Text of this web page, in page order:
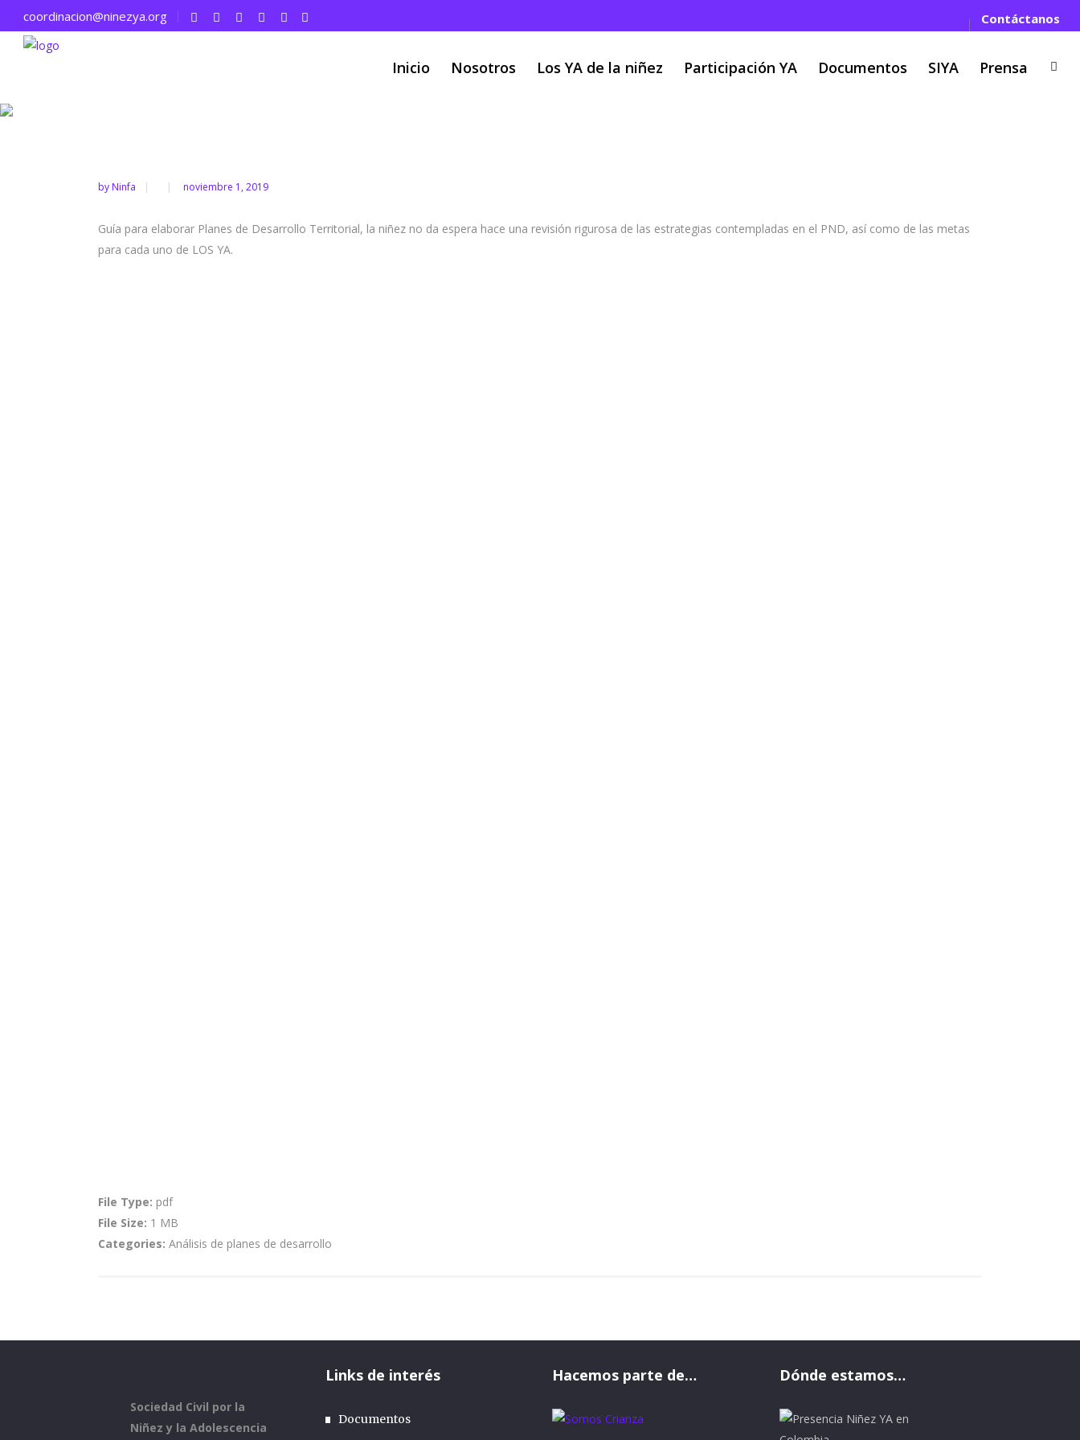
coordinacion@ninezya.org Contáctanos
Inicio Nosotros Los YA de la niñez Participación YA Documentos SIYA Prensa
by Ninfa noviembre 1, 2019
Guía para elaborar Planes de Desarrollo Territorial, la niñez no da espera hace una revisión rigurosa de las estrategias contempladas en el PND, así como de las metas
para cada uno de LOS YA.
File Type: pdf
File Size: 1 MB
Categories: Análisis de planes de desarrollo
Sociedad Civil por la
Niñez y la Adolescencia
Links de interés
Documentos
Hacemos parte de… Dónde estamos…